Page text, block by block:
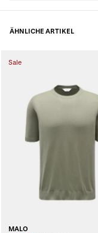
ÄHNLICHE ARTIKEL
Sale
MALO